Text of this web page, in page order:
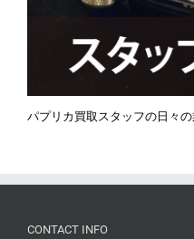
パプリカ買取スタッフの日々
CONTACT INFO